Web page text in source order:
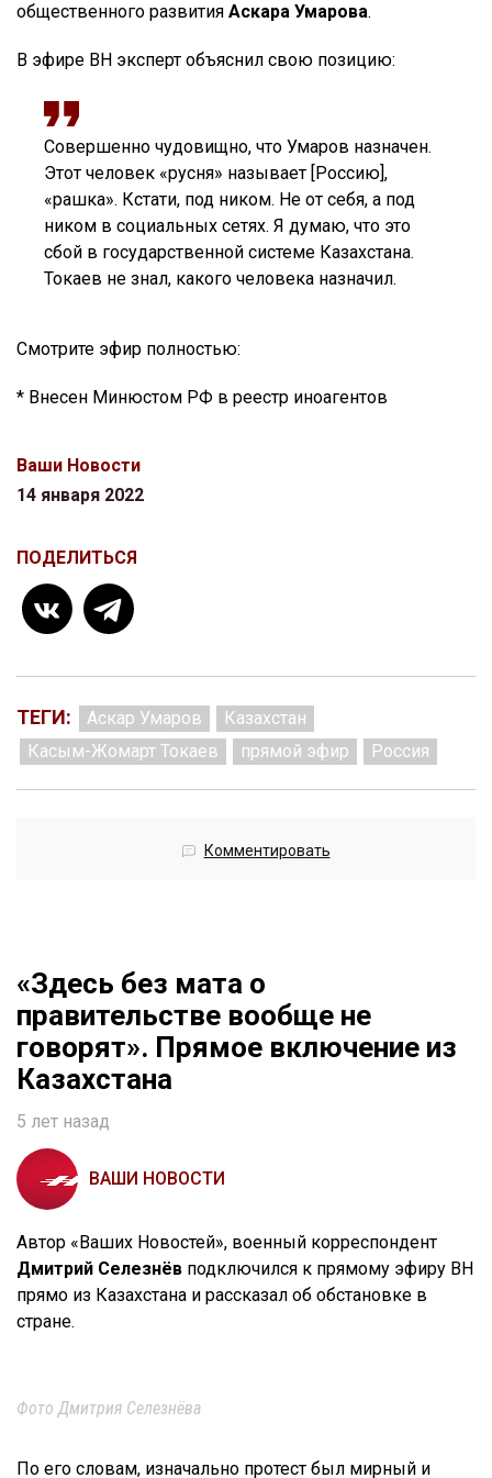
общественного развития Аскара Умарова.
В эфире ВН эксперт объяснил свою позицию:
Совершенно чудовищно, что Умаров назначен.
Этот человек «русня» называет [Россию],
«рашка». Кстати, под ником. Не от себя, а под
ником в социальных сетях. Я думаю, что это
сбой в государственной системе Казахстана.
Токаев не знал, какого человека назначил.
Смотрите эфир полностью:
* Внесен Минюстом РФ в реестр иноагентов
Ваши Новости
14 января 2022
ПОДЕЛИТЬСЯ
ТЕГИ: Аскар Умаров
Казахстан
Касым-Жомарт Токаев
прямой эфир Россия
Комментировать
«Здесь без мата о
правительстве вообще не
говорят». Прямое включение из
Казахстана
5 лет назад
ВАШИ НОВОСТИ
Автор «Ваших Новостей», военный корреспондент
Дмитрий Селезнёв подключился к прямому эфиру ВН
прямо из Казахстана и рассказал об обстановке в
стране.
Фото Дмитрия Селезнёва
По его словам, изначально протест был мирный и